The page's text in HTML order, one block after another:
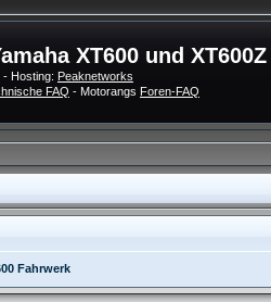
XT600 und XT600Z
- Hosting: Peaknetworks
FAQ - Motorangs Foren-FAQ
Fahrwerk